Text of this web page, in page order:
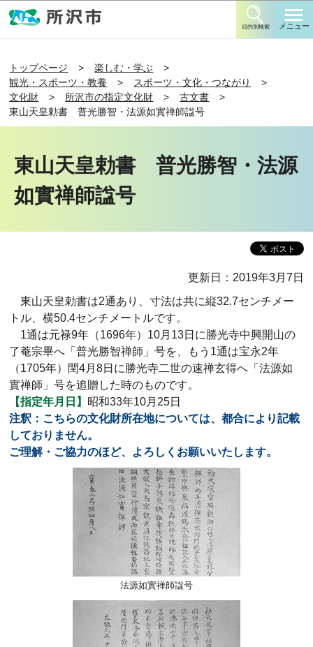
目的別検索 メニュー
トップページ
楽しむ・学ぶ
観光・スポーツ・教養
スポーツ・文化・つながり
文化財
所沢市の指定文化財
古文書
東山天皇勅書 普光勝智・法源如實禅師諡号
東山天皇勅書 普光勝智・法源
如實禅師諡号
更新日：2019年3月7日
東山天皇勅書は2通あり、寸法は共に縦32.7センチメー
トル、横50.4センチメートルです。
1通は元禄9年（1696年）10月13日に勝光寺中興開山の
了菴宗畢へ「普光勝智禅師」号を、もう1通は宝永2年
（1705年）閏4月8日に勝光寺二世の速禅玄得へ「法源如
實禅師」号を追贈した時のものです。
【指定年月日】 昭和33年10月25日
注釈：こちらの文化財所在地については、都合により記載
しておりません。
ご理解・ご協力のほど、よろしくお願いいたします。
法源如實禅師諡号